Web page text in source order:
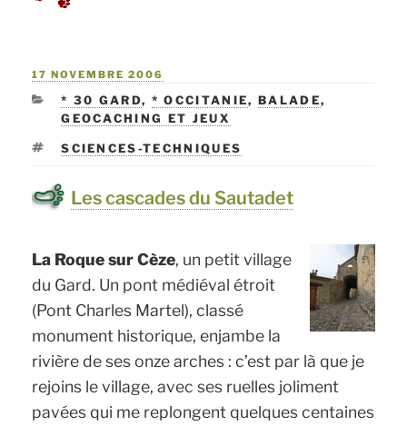
PUBLIÉ
17 NOVEMBRE 2006
CATÉGORIES
* 30 GARD, * OCCITANIE,BALADE,
GEOCACHING ET JEUX
ÉTIQUETTES
SCIENCES-TECHNIQUES
Les cascades du Sautadet
La Roque sur Cèze, un petit village
du Gard. Un pont médiéval étroit
(Pont Charles Martel), classé
monument historique, enjambe la
rivière de ses onze arches : c’est par là que je
rejoins le village, avec ses ruelles joliment
pavées qui me replongent quelques centaines